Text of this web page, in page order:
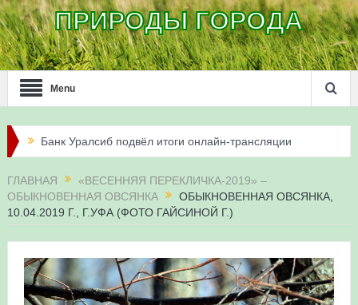
ПРИРОДЫ ГОРОДА
Menu
Банк Уралсиб подвёл итоги онлайн-трансляции
Итоги акции «Соловьиные вечера-2026» в
Три птенца сапсанов Уралсиба получили имена и
кольца
ГЛАВНАЯ
«ВЕСЕННЯЯ ПЕРЕКЛИЧКА-2019» –
ОБЫКНОВЕННАЯ ОВСЯНКА
ОБЫКНОВЕННАЯ ОВСЯНКА,
10.04.2019 Г., Г.УФА (ФОТО ГАЙСИНОЙ Г.)